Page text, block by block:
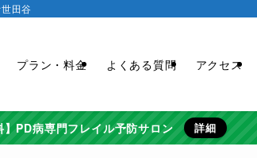
田谷
プラン・料金 よくある質問 アクセス
PD病専門フレイル予防サロン 詳細